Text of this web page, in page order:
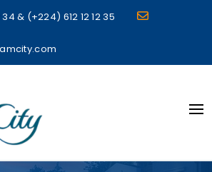
34 & (+224) 612 12 12 35